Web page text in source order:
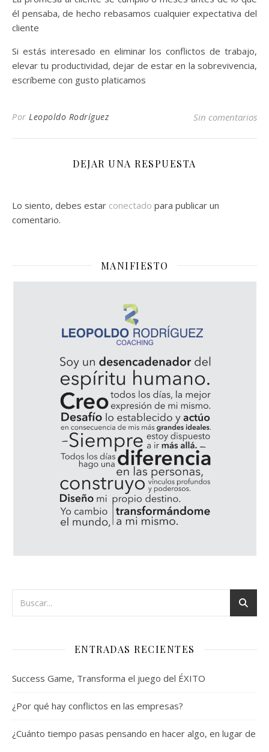
él pensaba, de hecho rebasamos cualquier expectativa del
cliente
Si estás interesado en eliminar los conflictos de trabajo,
elevar tu productividad, dejar de estar en la sobrevivencia,
escríbeme con gusto platicamos
Por Leopoldo Rodríguez Sin comentarios
DEJAR UNA RESPUESTA
Lo siento, debes estar conectado para publicar un
comentario.
MANIFIESTO
ENTRADAS RECIENTES
Success Game, Transforma el juego del ÉXITO
¿Por qué hay conflictos en las empresas?
¿Cuánto tiempo pasas pensando en hacer algo, en lugar de